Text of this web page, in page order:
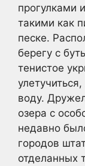
прогулками
такими как
песке.
берегу с
тенистое
воду.
озера с
недавно
городов
отделанных